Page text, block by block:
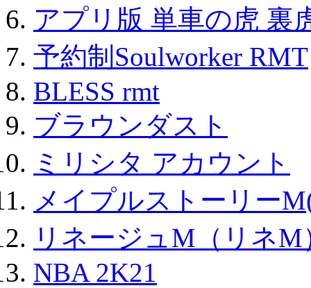
アプリ版 単車の虎 裏
予約制Soulworker RMT
BLESS rmt
ブラウンダスト
ミリシタ アカウント
メイプルストーリー
リネージュM（リネM
NBA 2K21